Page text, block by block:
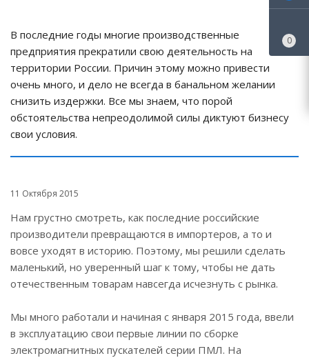
В последние годы многие производственные
предприятия прекратили свою деятельность на
территории России. Причин этому можно привести
очень много, и дело не всегда в банальном желании
снизить издержки. Все мы знаем, что порой
обстоятельства непреодолимой силы диктуют бизнесу
свои условия.
11 Октября 2015
Нам грустно смотреть, как последние российские
производители превращаются в импортеров, а то и
вовсе уходят в историю. Поэтому, мы решили сделать
маленький, но уверенный шаг к тому, чтобы не дать
отечественным товарам навсегда исчезнуть с рынка.
Мы много работали и начиная с января 2015 года, ввели
в эксплуатацию свои первые линии по сборке
электромагнитных пускателей серии ПМЛ. На
0